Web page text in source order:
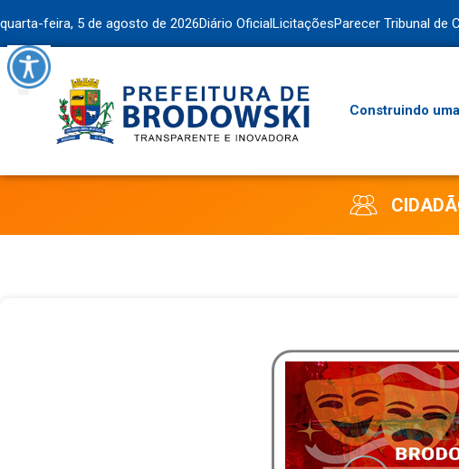
quarta-feira, 5 de agosto de 2026Diário OficialLicitaçõesParecer Tribunal de
Construindo